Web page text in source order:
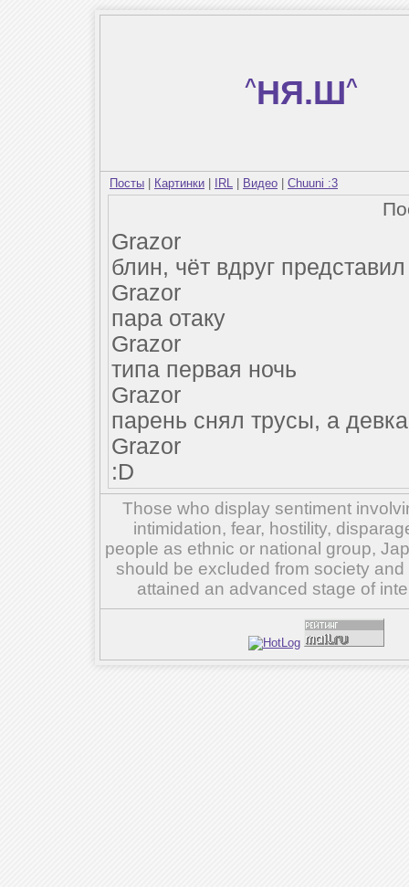
^НЯ.Ш^
Посты Картинки IRL Видео Chuuni :3
Grazor
блин, чёт вдруг
Grazor
пара отаку
Grazor
типа первая ночь
Grazor
парень снял трусы, а
Grazor
:D
Those who display sentiment
intimidation, fear, hostility,
people as ethnic or national group,
should be excluded from society
attained an advanced stage of